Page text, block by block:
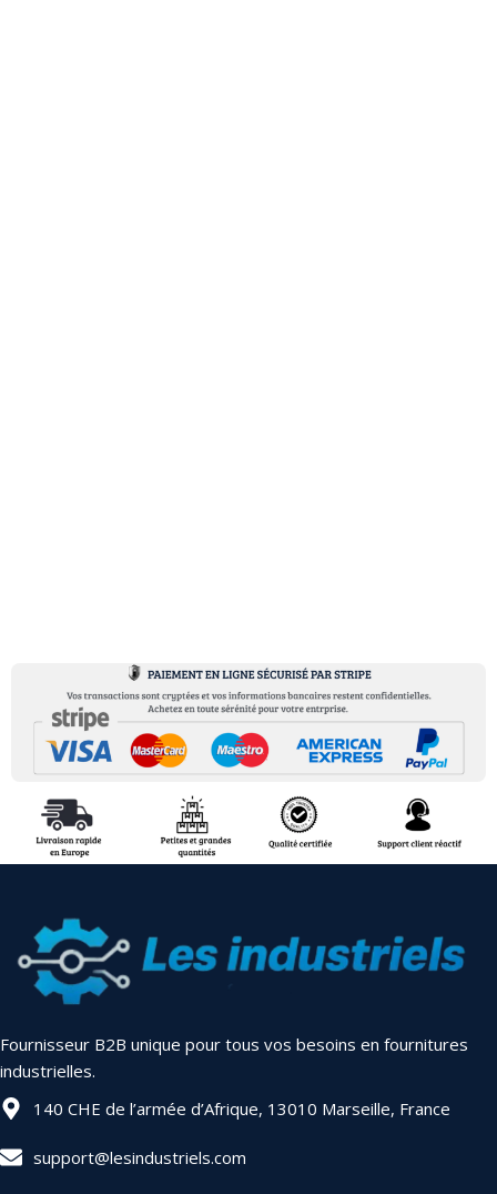
Fournisseur B2B unique pour tous vos besoins en fournitures
industrielles.
140 CHE de l’armée d’Afrique, 13010 Marseille, France
support@lesindustriels.com